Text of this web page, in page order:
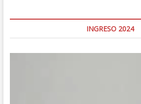
INGRESO 2024